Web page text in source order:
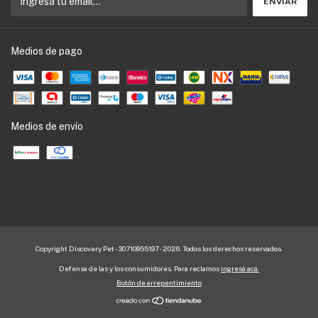
Medios de pago
Medios de envío
Copyright Discovery Pet - 30710955197 - 2026. Todos los derechos reservados.
Defensa de las y los consumidores. Para reclamos ingresá acá.
Botón de arrepentimiento